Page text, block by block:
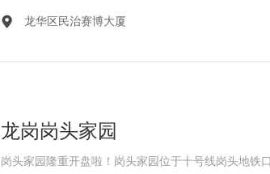
龙华区民治赛博大厦
龙岗岗头家园
岗头家园隆重开盘啦！岗头家园位于十号线岗头地铁